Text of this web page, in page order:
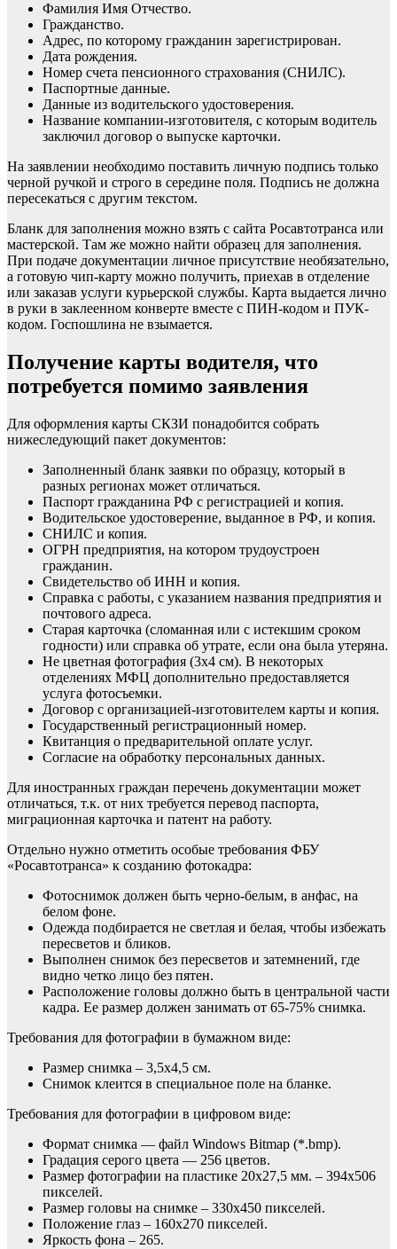
Фамилия Имя Отчество.
Гражданство.
Адрес, по которому гражданин зарегистрирован.
Дата рождения.
Номер счета пенсионного страхования (СНИЛС).
Паспортные данные.
Данные из водительского удостоверения.
Название компании-изготовителя, с которым водитель
заключил договор о выпуске карточки.
На заявлении необходимо поставить личную подпись только
черной ручкой и строго в середине поля. Подпись не должна
пересекаться с другим текстом.
Бланк для заполнения можно взять с сайта Росавтотранса или
мастерской. Там же можно найти образец для заполнения.
При подаче документации личное присутствие необязательно,
а готовую чип-карту можно получить, приехав в отделение
или заказав услуги курьерской службы. Карта выдается лично
в руки в заклеенном конверте вместе с ПИН-кодом и ПУК-
кодом. Госпошлина не взымается.
Получение карты водителя, что
потребуется помимо заявления
Для оформления карты СКЗИ понадобится собрать
нижеследующий пакет документов:
Заполненный бланк заявки по образцу, который в
разных регионах может отличаться.
Паспорт гражданина РФ с регистрацией и копия.
Водительское удостоверение, выданное в РФ, и копия.
СНИЛС и копия.
ОГРН предприятия, на котором трудоустроен
гражданин.
Свидетельство об ИНН и копия.
Справка с работы, с указанием названия предприятия и
почтового адреса.
Старая карточка (сломанная или с истекшим сроком
годности) или справка об утрате, если она была утеряна.
Не цветная фотография (3х4 см). В некоторых
отделениях МФЦ дополнительно предоставляется
услуга фотосъемки.
Договор с организацией-изготовителем карты и копия.
Государственный регистрационный номер.
Квитанция о предварительной оплате услуг.
Согласие на обработку персональных данных.
Для иностранных граждан перечень документации может
отличаться, т.к. от них требуется перевод паспорта,
миграционная карточка и патент на работу.
Отдельно нужно отметить особые требования ФБУ
«Росавтотранса» к созданию фотокадра:
Фотоснимок должен быть черно-белым, в анфас, на
белом фоне.
Одежда подбирается не светлая и белая, чтобы избежать
пересветов и бликов.
Выполнен снимок без пересветов и затемнений, где
видно четко лицо без пятен.
Расположение головы должно быть в центральной части
кадра. Ее размер должен занимать от 65-75% снимка.
Требования для фотографии в бумажном виде:
Размер снимка – 3,5х4,5 см.
Снимок клеится в специальное поле на бланке.
Требования для фотографии в цифровом виде:
Формат снимка — файл Windows Bitmap (*.bmp).
Градация серого цвета — 256 цветов.
Размер фотографии на пластике 20х27,5 мм. – 394х506
пикселей.
Размер головы на снимке – 330х450 пикселей.
Положение глаз – 160х270 пикселей.
Яркость фона – 265.